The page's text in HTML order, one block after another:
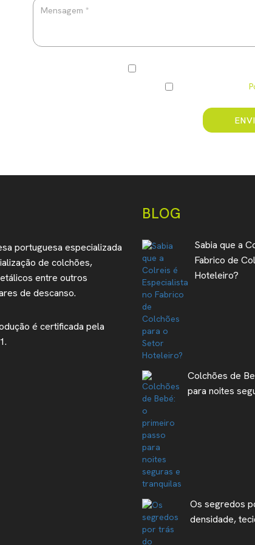
portuguesa especializada
de colchões,
entre outros
de descanso.
é certificada pela
BLOG
Sabia que a
Fabrico de
Hoteleiro?
Colchões de
para noites
Os segredos
densidade,